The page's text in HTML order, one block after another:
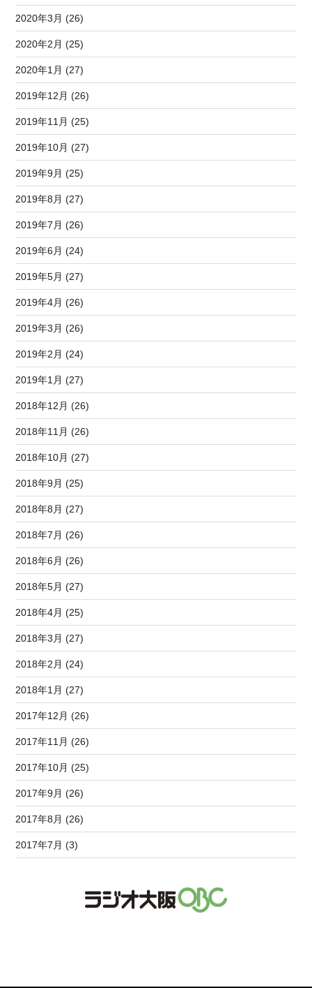
2020年3月 (26)
2020年2月 (25)
2020年1月 (27)
2019年12月 (26)
2019年11月 (25)
2019年10月 (27)
2019年9月 (25)
2019年8月 (27)
2019年7月 (26)
2019年6月 (24)
2019年5月 (27)
2019年4月 (26)
2019年3月 (26)
2019年2月 (24)
2019年1月 (27)
2018年12月 (26)
2018年11月 (26)
2018年10月 (27)
2018年9月 (25)
2018年8月 (27)
2018年7月 (26)
2018年6月 (26)
2018年5月 (27)
2018年4月 (25)
2018年3月 (27)
2018年2月 (24)
2018年1月 (27)
2017年12月 (26)
2017年11月 (26)
2017年10月 (25)
2017年9月 (26)
2017年8月 (26)
2017年7月 (3)